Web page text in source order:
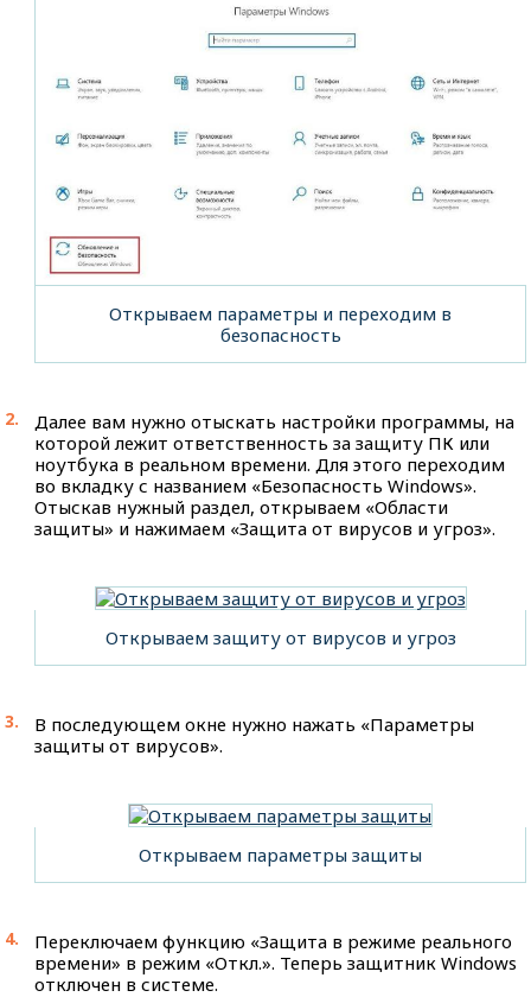
Открываем параметры и переходим в
безопасность
Далее вам нужно отыскать настройки программы, на
которой лежит ответственность за защиту ПК или
ноутбука в реальном времени. Для этого переходим
во вкладку с названием «Безопасность Windows».
Отыскав нужный раздел, открываем «Области
защиты» и нажимаем «Защита от вирусов и угроз».
Открываем защиту от вирусов и угроз
В последующем окне нужно нажать «Параметры
защиты от вирусов».
Открываем параметры защиты
Переключаем функцию «Защита в режиме реального
времени» в режим «Откл.». Теперь защитник Windows
отключен в системе.